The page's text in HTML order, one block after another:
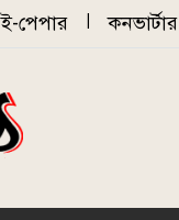
ই-পেপার কনভার্টার